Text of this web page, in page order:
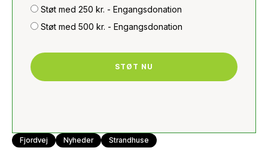
Støt med 250 kr. - Engangsdonation
Støt med 500 kr. - Engangsdonation
STØT NU
Fjordvej Nyheder Strandhuse